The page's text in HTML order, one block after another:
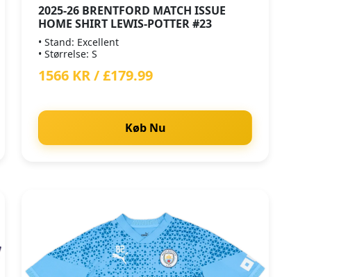
2025-26 BRENTFORD MATCH ISSUE
HOME SHIRT LEWIS-POTTER #23
• Stand: Excellent
• Størrelse: S
1566 KR / £179.99
Køb Nu